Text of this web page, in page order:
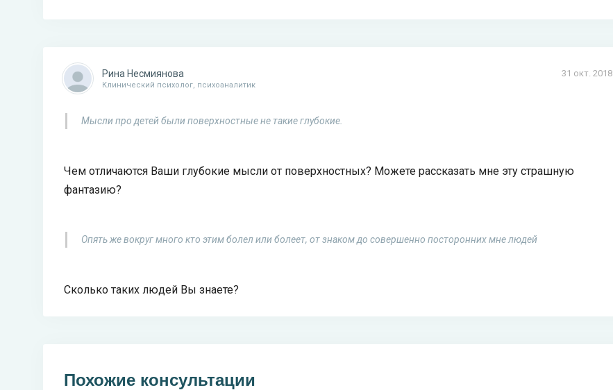
31 окт. 2018
Рина Несмиянова
Клинический психолог, психоаналитик
Мысли про детей были поверхностные не такие глубокие.
Чем отличаются Ваши глубокие мысли от поверхностных? Можете рассказать мне эту страшную
фантазию?
Опять же вокруг много кто этим болел или болеет, от знаком до совершенно посторонних мне людей
Сколько таких людей Вы знаете?
Похожие консультации